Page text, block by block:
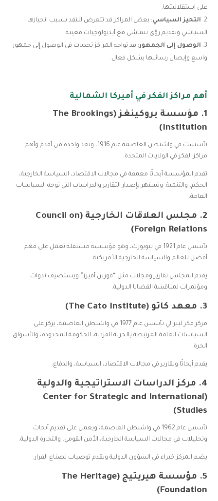
على استقلاليتها.
التحيز السياسي: بعض المراكز قد تتعرض للنقد بسبب انحيازها
السياسي وتقديم رؤى تتماشى مع أيديولوجيات معينة.
الوصول إلى الجمهور: قد تواجه المراكز تحديات في الوصول إلى جمهور
واسع وإيصال رسائلها بشكل فعال.
أهم مراكز الفكر في أميركا الشمالية
1.
مؤسسة بروكينغز (The Brookings
Institution)
تأسست في واشنطن العاصمة عام 1916، وتعد واحدة من أقدم وأهم
مراكز الفكر في الولايات المتحدة.
تقدم المؤسسة أبحاثًا معمقة في مجالات الاقتصاد، السياسة الخارجية،
الحكم، والتنمية. وتشتهر بإصدار التقارير والدراسات التي توجه السياسات
العامة.
2.
مجلس العلاقات الخارجية (Council on
Foreign Relations)
تأسس عام 1921 في نيويورك، وهو مؤسسة مستقلة تعمل على فهم
أفضل للعالم والسياسة الخارجية الأمريكية.
يقدم المجلس تقارير ومجلات مثل “فورين أفيرز” ويستضيف ندوات
ومؤتمرات لمناقشة القضايا الدولية.
3. معهد كاتو (The Cato Institute)
مركز فكر ليبرالي تأسس عام 1977 في واشنطن العاصمة، يركز على
السياسات العامة المرتبطة بالحرية الفردية، الحكومة المحدودة، والأسواق
الحرة.
يقدم أبحاثًا وتقارير في مجالات الاقتصاد، السياسة، والدفاع.
4.
مركز الدراسات الاستراتيجية والدولية
(Center for Strategic and International
Studies)
تأسس عام 1962 في واشنطن العاصمة، ويعمل على تقديم أبحاث
وتحليلات في مجالات السياسة الخارجية، الأمن القومي، والتجارة الدولية.
يضم المركز خبراء في الشؤون الدولية ويقدم توصيات لصناع القرار.
5.
مؤسسة هيريتيج (The Heritage
Foundation)